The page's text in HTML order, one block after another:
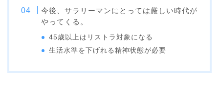
今後、サラリーマンにとっては厳しい時代が
やってくる。
45歳以上はリストラ対象になる
生活水準を下げれる精神状態が必要